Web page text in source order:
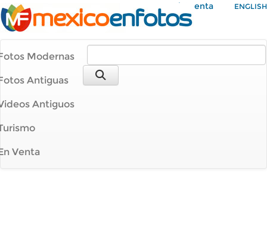
Mi Cuenta ENGLISH
Modernas
Antiguas
Antiguos
Venta